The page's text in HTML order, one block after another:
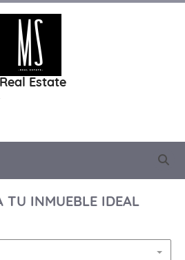
Estate
TU INMUEBLE IDEAL